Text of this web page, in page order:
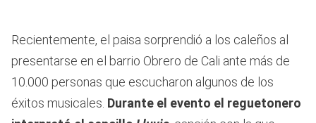
seconds
Recientemente, el paisa sorprendió a los caleños al
presentarse en el barrio Obrero de Cali ante más de
10.000 personas que escucharon algunos de los
éxitos musicales. Durante el evento el reguetonero